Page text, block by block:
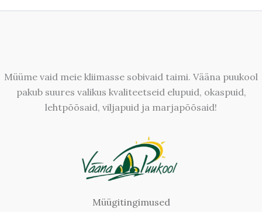
Müüme vaid meie kliimasse sobivaid taimi. Vääna puukool
pakub suures valikus kvaliteetseid elupuid, okaspuid,
lehtpõõsaid, viljapuid ja marjapõõsaid!
Müügitingimused